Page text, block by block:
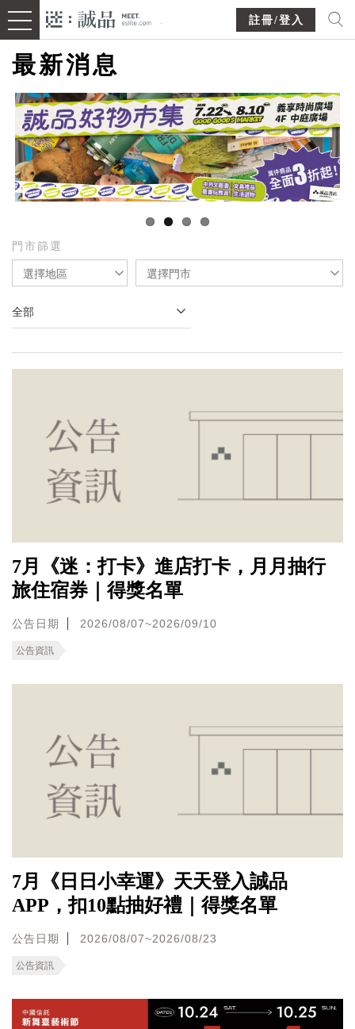
註冊/登入
最新消息
門市篩選
選擇地區 選擇門市
全部
7月《迷：打卡》進店打卡，月月抽行
旅住宿券｜得獎名單
公告日期 2026/08/07~2026/09/10
公告資訊
7月《日日小幸運》天天登入誠品
APP，扣10點抽好禮｜得獎名單
公告日期 2026/08/07~2026/08/23
公告資訊